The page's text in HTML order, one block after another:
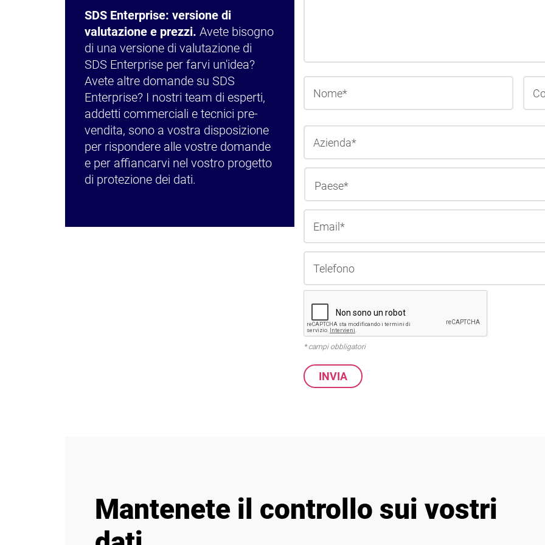
SDS Enterprise: versione di
valutazione e prezzi. Avete bisogno
di una versione di valutazione di
SDS Enterprise per farvi un'idea?
Avete altre domande su SDS
Enterprise? I nostri team di esperti,
addetti commerciali e tecnici pre-
vendita, sono a vostra disposizione
per rispondere alle vostre domande
e per affiancarvi nel vostro progetto
di protezione dei dati.
Nome
* campi obbligatori
Mantenete il controllo sui vostri